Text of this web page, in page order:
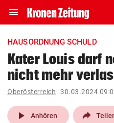
menu Navigation
ein-/ausklappen
account_circle Anmelden
pin_drop
Wien
HAUSORDNUNG SCHULD
Kater Louis darf
nicht mehr
Oberösterreich 30.03.2024
play_arrow Anhören